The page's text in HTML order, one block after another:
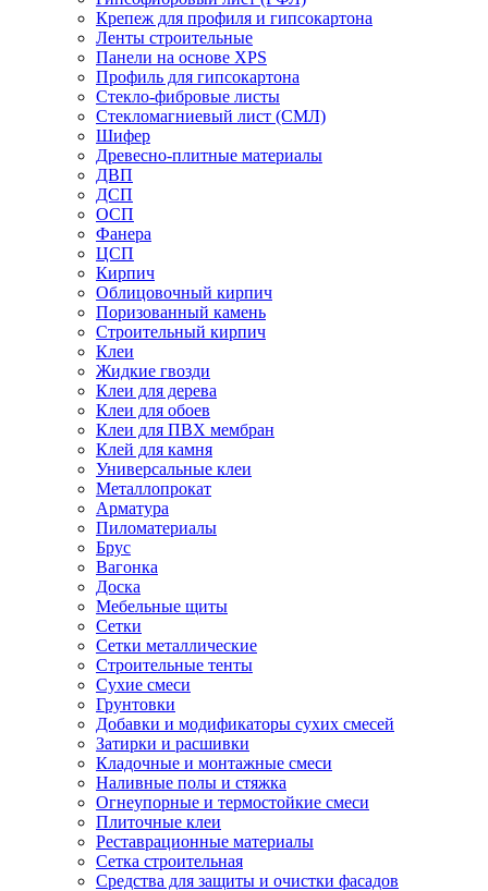
Крепеж для профиля и гипсокартона
Ленты строительные
Панели на основе XPS
Профиль для гипсокартона
Стекло-фибровые листы
Стекломагниевый лист (СМЛ)
Шифер
Древесно-плитные материалы
ДВП
ДСП
ОСП
Фанера
ЦСП
Кирпич
Облицовочный кирпич
Поризованный камень
Строительный кирпич
Клеи
Жидкие гвозди
Клеи для дерева
Клеи для обоев
Клеи для ПВХ мембран
Клей для камня
Универсальные клеи
Металлопрокат
Арматура
Пиломатериалы
Брус
Вагонка
Доска
Мебельные щиты
Сетки
Сетки металлические
Строительные тенты
Сухие смеси
Грунтовки
Добавки и модификаторы сухих смесей
Затирки и расшивки
Кладочные и монтажные смеси
Наливные полы и стяжка
Огнеупорные и термостойкие смеси
Плиточные клеи
Реставрационные материалы
Сетка строительная
Средства для защиты и очистки фасадов